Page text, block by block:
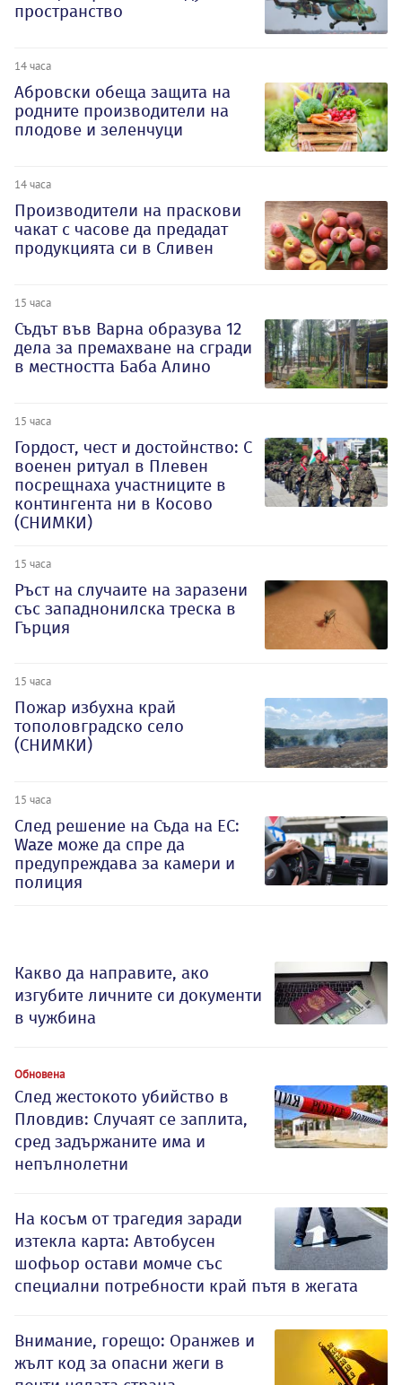
пространство
14 часа
Абровски обеща защита на
родните производители на
плодове и зеленчуци
14 часа
Производители на праскови
чакат с часове да предадат
продукцията си в Сливен
15 часа
Съдът във Варна образува 12
дела за премахване на сгради
в местността Баба Алино
15 часа
Гордост, чест и достойнство: С
военен ритуал в Плевен
посрещнаха участниците в
контингента ни в Косово
(СНИМКИ)
15 часа
Ръст на случаите на заразени
със западнонилска треска в
Гърция
15 часа
Пожар избухна край
тополовградско село
(СНИМКИ)
15 часа
След решение на Съда на ЕС:
Waze може да спре да
предупреждава за камери и
полиция
Какво да направите, ако
изгубите личните си документи
в чужбина
Обновена
След жестокото убийство в
Пловдив: Случаят се заплита,
сред задържаните има и
непълнолетни
На косъм от трагедия заради
изтекла карта: Автобусен
шофьор остави момче със
специални потребности край пътя в жегата
Внимание, горещо: Оранжев и
жълт код за опасни жеги в